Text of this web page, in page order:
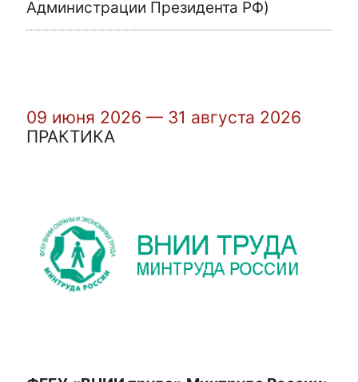
Администрации Президента РФ)
09 июня 2026 — 31 августа 2026
ПРАКТИКА